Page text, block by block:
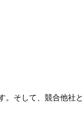
そして、競合他社